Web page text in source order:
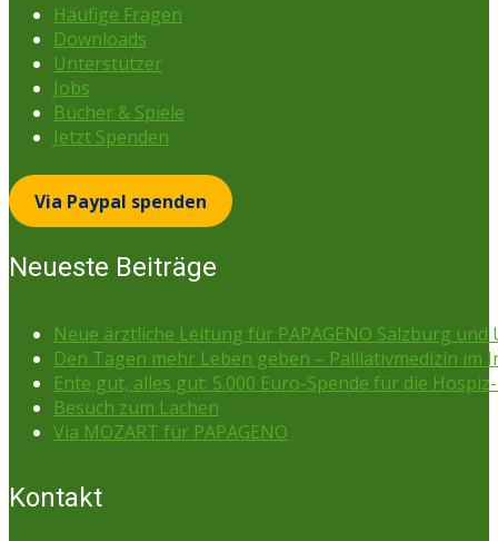
Häufige Fragen
Downloads
Unterstützer
Jobs
Bücher & Spiele
Jetzt Spenden
Via Paypal spenden
Neueste Beiträge
Neue ärztliche Leitung für PAPAGENO Salzburg und
Den Tagen mehr Leben geben – Palliativmedizin im
Ente gut, alles gut: 5.000 Euro-Spende für die
Besuch zum Lachen
Via MOZART für PAPAGENO
Kontakt